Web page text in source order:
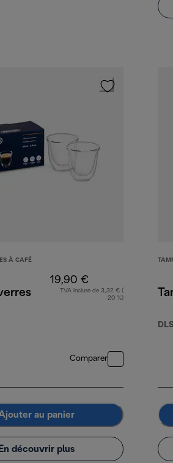
À CAFÉ
19,90 €
TVA incluse de 3,32 € (
20 %)
Comparer
au panier
En découvrir plus